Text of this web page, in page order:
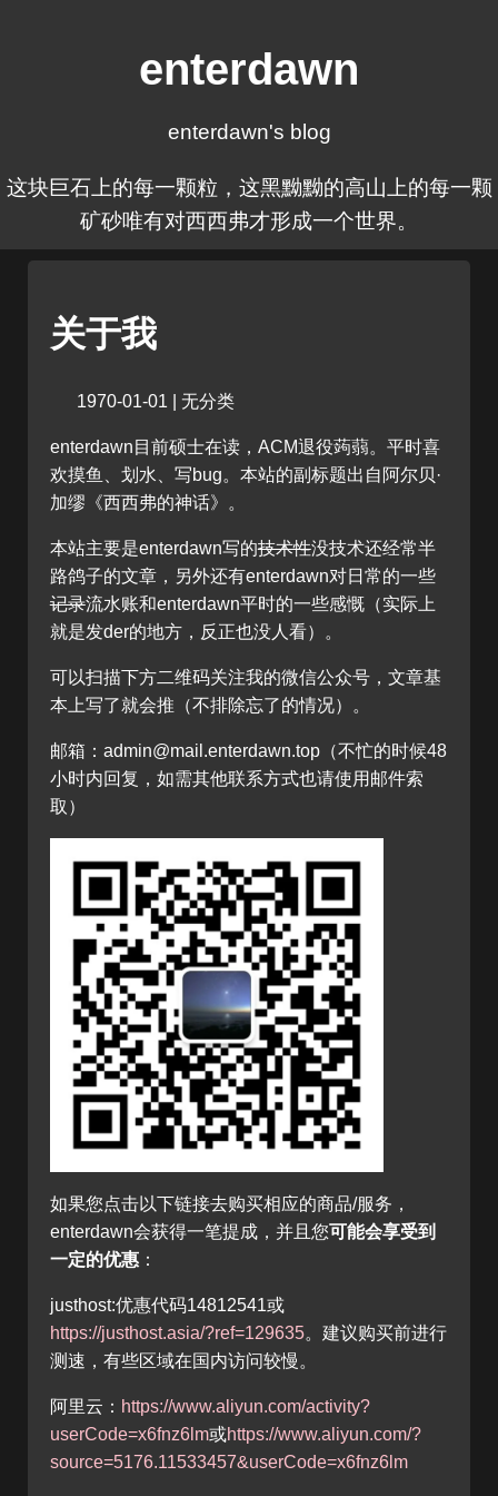
enterdawn
enterdawn's blog
这块巨石上的每一颗粒，这黑黝黝的高山上的每一颗
矿砂唯有对西西弗才形成一个世界。
关于我
1970-01-01 | 无分类
enterdawn目前硕士在读，ACM退役蒟蒻。平时喜
欢摸鱼、划水、写bug。本站的副标题出自阿尔贝·
加缪《西西弗的神话》。
本站主要是enterdawn写的技术性没技术还经常半
路鸽子的文章，另外还有enterdawn对日常的一些
记录流水账和enterdawn平时的一些感慨（实际上
就是发der的地方，反正也没人看）。
可以扫描下方二维码关注我的微信公众号，文章基
本上写了就会推（不排除忘了的情况）。
邮箱：admin@mail.enterdawn.top（不忙的时候48
小时内回复，如需其他联系方式也请使用邮件索
取）
如果您点击以下链接去购买相应的商品/服务，
enterdawn会获得一笔提成，并且您可能会享受到
一定的优惠：
justhost:优惠代码14812541或
https://justhost.asia/?ref=129635。建议购买前进行
测速，有些区域在国内访问较慢。
阿里云： https://www.aliyun.com/activity?
userCode=x6fnz6lm或https://www.aliyun.com/?
source=5176.11533457&userCode=x6fnz6lm